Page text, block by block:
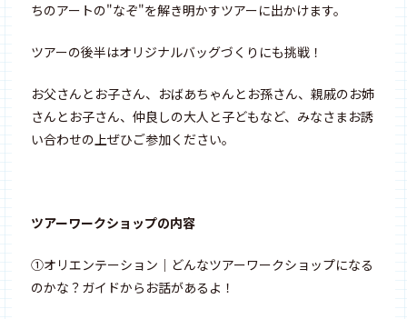
ちのアートの"なぞ"を解き明かすツアーに出かけます。
ツアーの後半はオリジナルバッグづくりにも挑戦！
お父さんとお子さん、おばあちゃんとお孫さん、親戚のお姉
さんとお子さん、仲良しの大人と子どもなど、みなさまお誘
い合わせの上ぜひご参加ください。
ツアーワークショップの内容
①オリエンテーション｜どんなツアーワークショップになる
のかな？ガイドからお話があるよ！